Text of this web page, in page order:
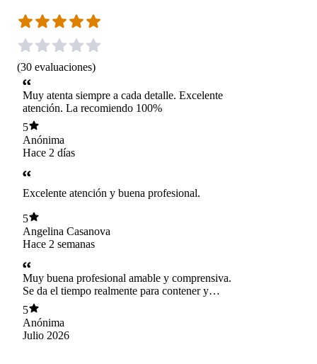
(30 evaluaciones)
Muy atenta siempre a cada detalle. Excelente
atención. La recomiendo 100%
5
Anónima
Hace 2 días
Excelente atención y buena profesional.
5
Angelina Casanova
Hace 2 semanas
Muy buena profesional amable y comprensiva.
Se da el tiempo realmente para contener y
aconsejar de corazón por vocación.
5
Anónima
Julio 2026